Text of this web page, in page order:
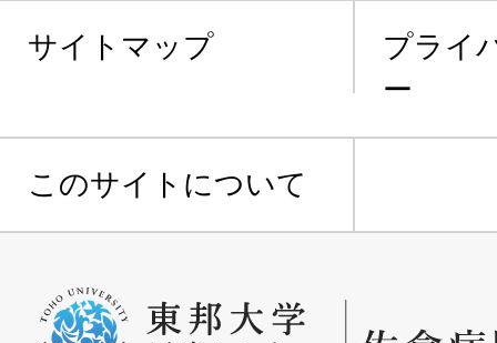
サイトマップ
プライ
ー
このサイトについて